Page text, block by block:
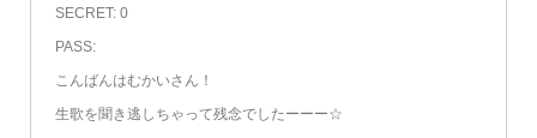
SECRET: 0
PASS:
こんばんはむかいさん！
生歌を聞き逃しちゃって残念でしたーーー☆